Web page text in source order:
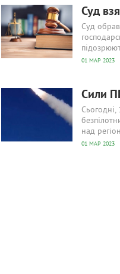
Суд
Суд
01 МАР 2023
Сили
над
01 МАР 2023